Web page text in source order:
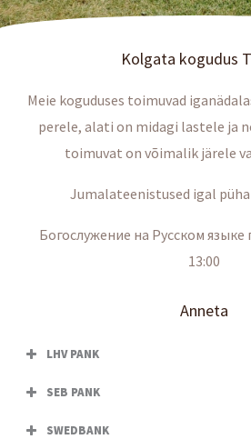
Kolgata kogudus
Meie koguduses toimuvad
perele, alati on midagi lastele ja
toimuvat on võimalik järele
Jumalateenistused igal
Богослужение на Русском
13:00
Anneta
LHV PANK
SEB PANK
SWEDBANK